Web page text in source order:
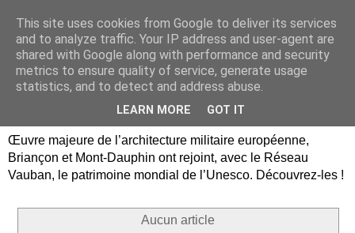
Briançon, Mont-Dauphin,
Vauban Unesco Hautes-
Œuvre majeure de l’architecture militaire européenne,
Briançon et Mont-Dauphin ont rejoint, avec le Réseau
Vauban, le patrimoine mondial de l’Unesco. Découvrez-les !
Aucun article
This site uses cookies from Google to deliver its services
and to analyze traffic. Your IP address and user-agent are
shared with Google along with performance and security
metrics to ensure quality of service, generate usage
statistics, and to detect and address abuse.
LEARN MORE GOT IT